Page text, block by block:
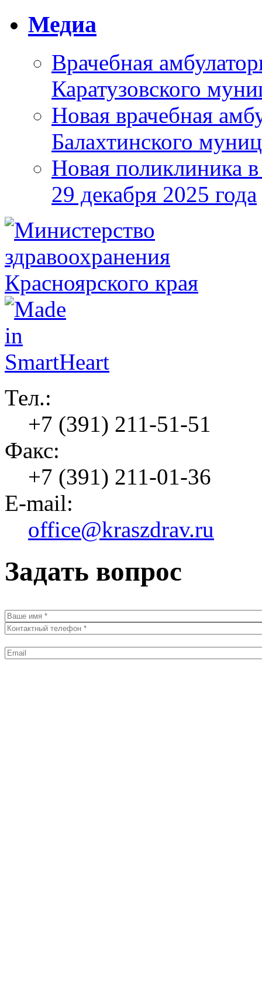
Медиа
Врачебная
Каратузовского
Новая врачебная
Балахтинского
Новая поликлиника
29 декабря 2025 года
Тел.:
+7 (391) 211-51-51
Факс:
+7 (391) 211-01-36
E-mail:
office@kraszdrav.ru
Задать вопрос